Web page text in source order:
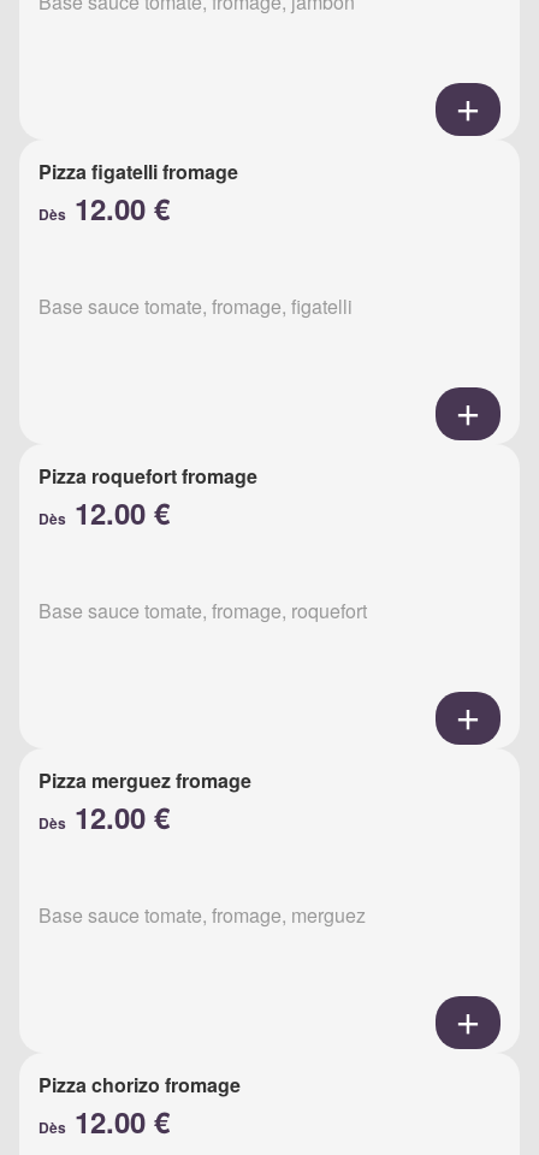
Pizza figatelli fromage
Dès 12.00 €
Base sauce tomate, fromage, figatelli
Pizza roquefort fromage
Dès 12.00 €
Base sauce tomate, fromage, roquefort
Pizza merguez fromage
Dès 12.00 €
Base sauce tomate, fromage, merguez
Pizza chorizo fromage
Dès 12.00 €